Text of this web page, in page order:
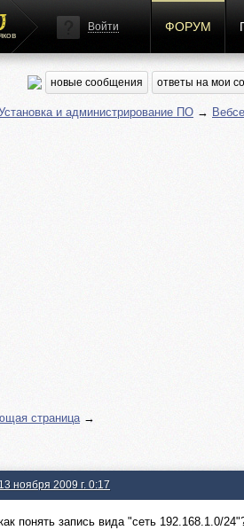
Войти ФОРУМ
новые сообщения ответы на мои
и администрирование ПО →
страница→
13 ноября 2009 г. 0:17
понять запись вида "сеть 192.168.1.0/